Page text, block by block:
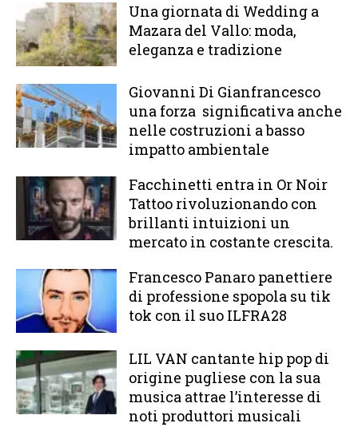
Una giornata di Wedding a
Mazara del Vallo: moda,
eleganza e tradizione
Giovanni Di Gianfrancesco
una forza significativa anche
nelle costruzioni a basso
impatto ambientale
Facchinetti entra in Or Noir
Tattoo rivoluzionando con
brillanti intuizioni un
mercato in costante crescita.
Francesco Panaro panettiere
di professione spopola su tik
tok con il suo ILFRA28
LIL VAN cantante hip pop di
origine pugliese con la sua
musica attrae l’interesse di
noti produttori musicali